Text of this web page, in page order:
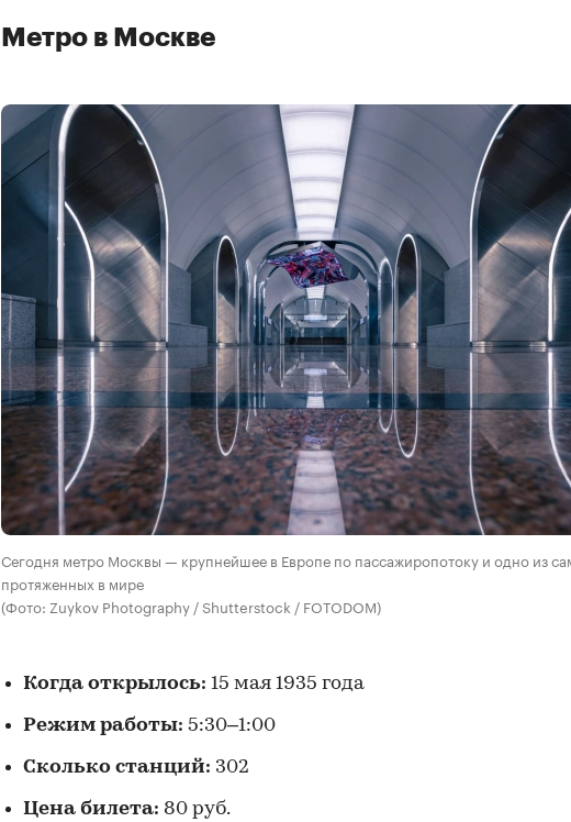
Метро в Москве
Сегодня метро Москвы — крупнейшее в Европе по пассажиропотоку и одно из
протяженных в мире
(Фото: Zuykov Photography / Shutterstock / FOTODOM)
Когда открылось: 15 мая 1935 года
Режим работы: 5:30–1:00
Сколько станций: 302
Цена билета: 80 руб.